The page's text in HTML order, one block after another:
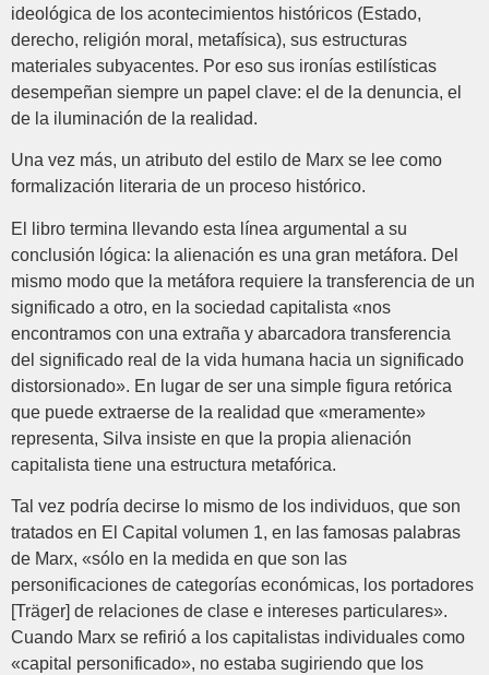
ideológica de los acontecimientos históricos (Estado,
derecho, religión moral, metafísica), sus estructuras
materiales subyacentes. Por eso sus ironías estilísticas
desempeñan siempre un papel clave: el de la denuncia, el
de la iluminación de la realidad.
Una vez más, un atributo del estilo de Marx se lee como
formalización literaria de un proceso histórico.
El libro termina llevando esta línea argumental a su
conclusión lógica: la alienación es una gran metáfora. Del
mismo modo que la metáfora requiere la transferencia de un
significado a otro, en la sociedad capitalista «nos
encontramos con una extraña y abarcadora transferencia
del significado real de la vida humana hacia un significado
distorsionado». En lugar de ser una simple figura retórica
que puede extraerse de la realidad que «meramente»
representa, Silva insiste en que la propia alienación
capitalista tiene una estructura metafórica.
Tal vez podría decirse lo mismo de los individuos, que son
tratados en El Capital volumen 1, en las famosas palabras
de Marx, «sólo en la medida en que son las
personificaciones de categorías económicas, los portadores
[Träger] de relaciones de clase e intereses particulares».
Cuando Marx se refirió a los capitalistas individuales como
«capital personificado», no estaba sugiriendo que los